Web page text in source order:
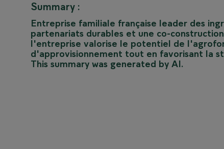
Summary :
Entreprise familiale française leader des
partenariats durables et une co-
l'entreprise valorise le potentiel de
d'approvisionnement tout en favorisant la
This summary was generated by AI.